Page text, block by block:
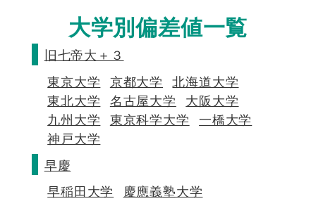
大学別偏差値一覧
旧七帝大＋３
東京大学 京都大学 北海道大学
東北大学 名古屋大学
大阪大学
九州大学 東京科学大学 一橋大学
神戸大学
早慶
早稲田大学
慶應義塾大学